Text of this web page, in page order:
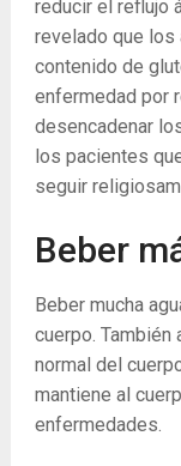
reducir el reflujo
revelado que los
contenido de
enfermedad por
desencadenar
los pacientes
seguir
Beber
Beber mucha
cuerpo. También
normal del
mantiene al
enfermedades.